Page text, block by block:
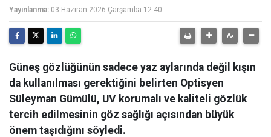
Yayınlanma: 03 Haziran 2026 Çarşamba 12:40
Güneş gözlüğünün sadece yaz aylarında değil kışın
da kullanılması gerektiğini belirten Optisyen
Süleyman Gümülü, UV korumalı ve kaliteli gözlük
tercih edilmesinin göz sağlığı açısından büyük
önem taşıdığını söyledi.